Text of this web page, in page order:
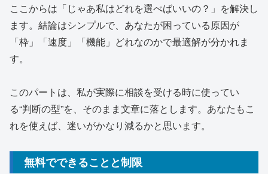
ここからは「じゃあ私はどれを選べばいいの？」を解決し
ます。結論はシンプルで、あなたが困っている原因が
「枠」「速度」「機能」どれなのかで最適解が分かれま
す。
このパートは、私が実際に相談を受ける時に使ってい
る“判断の型”を、そのまま文章に落とします。あなたもこ
れを使えば、迷いがかなり減るかと思います。
無料でできることと制限